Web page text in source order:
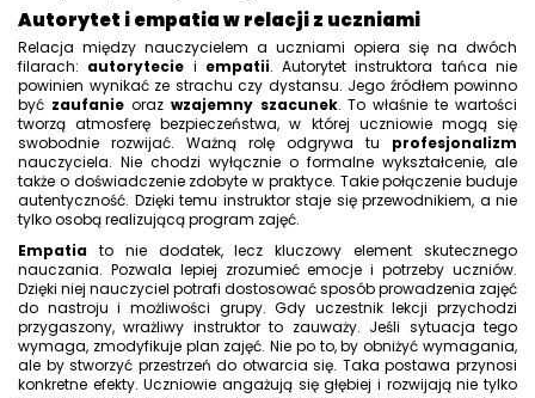
Autorytet i empatia w relacji z uczniami
Relacja między nauczycielem a uczniami opiera się na dwóch
filarach: autorytecie i empatii. Autorytet instruktora tańca nie
powinien wynikać ze strachu czy dystansu. Jego źródłem powinno
być zaufanieoraz wzajemny szacunek. To właśnie te wartości
tworzą atmosferę bezpieczeństwa, w której uczniowie mogą się
swobodnie rozwijać. Ważną rolę odgrywa tu profesjonalizm
nauczyciela. Nie chodzi wyłącznie o formalne wykształcenie, ale
także o doświadczenie zdobyte w praktyce. Takie połączenie buduje
autentyczność. Dzięki temu instruktor staje się przewodnikiem, a nie
tylko osobą realizującą program zajęć.
Empatia to nie dodatek, lecz kluczowy element skutecznego
nauczania. Pozwala lepiej zrozumieć emocje i potrzeby uczniów.
Dzięki niej nauczyciel potrafi dostosować sposób prowadzenia zajęć
do nastroju i możliwości grupy. Gdy uczestnik lekcji przychodzi
przygaszony, wrażliwy instruktor to zauważy. Jeśli sytuacja tego
wymaga, zmodyfikuje plan zajęć. Nie po to, by obniżyć wymagania,
ale by stworzyć przestrzeń do otwarcia się. Taka postawa przynosi
konkretne efekty. Uczniowie angażują się głębiej i rozwijają nie tylko